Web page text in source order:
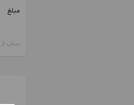
مبلغ
بیش از 12 ماه پیش